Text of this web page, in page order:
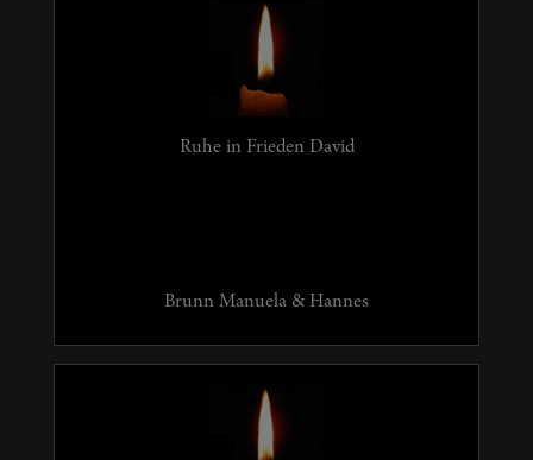
Ruhe in Frieden David
Brunn Manuela & Hannes